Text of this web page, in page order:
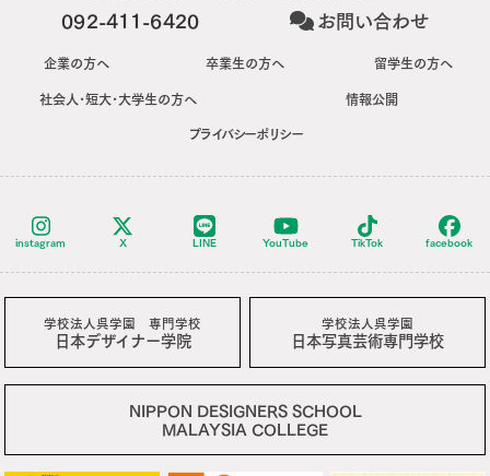
092-411-6420 お問い合わせ
企業の方へ 卒業生の方へ 留学生の方へ
社会人･短大･大学生の方へ 情報公開
プライバシーポリシー
instagram X LINE YouTube TikTok facebook
学校法人呉学園 専門学校
日本デザイナー学院
学校法人呉学園
日本写真芸術専門学校
NIPPON DESIGNERS SCHOOL
MALAYSIA COLLEGE